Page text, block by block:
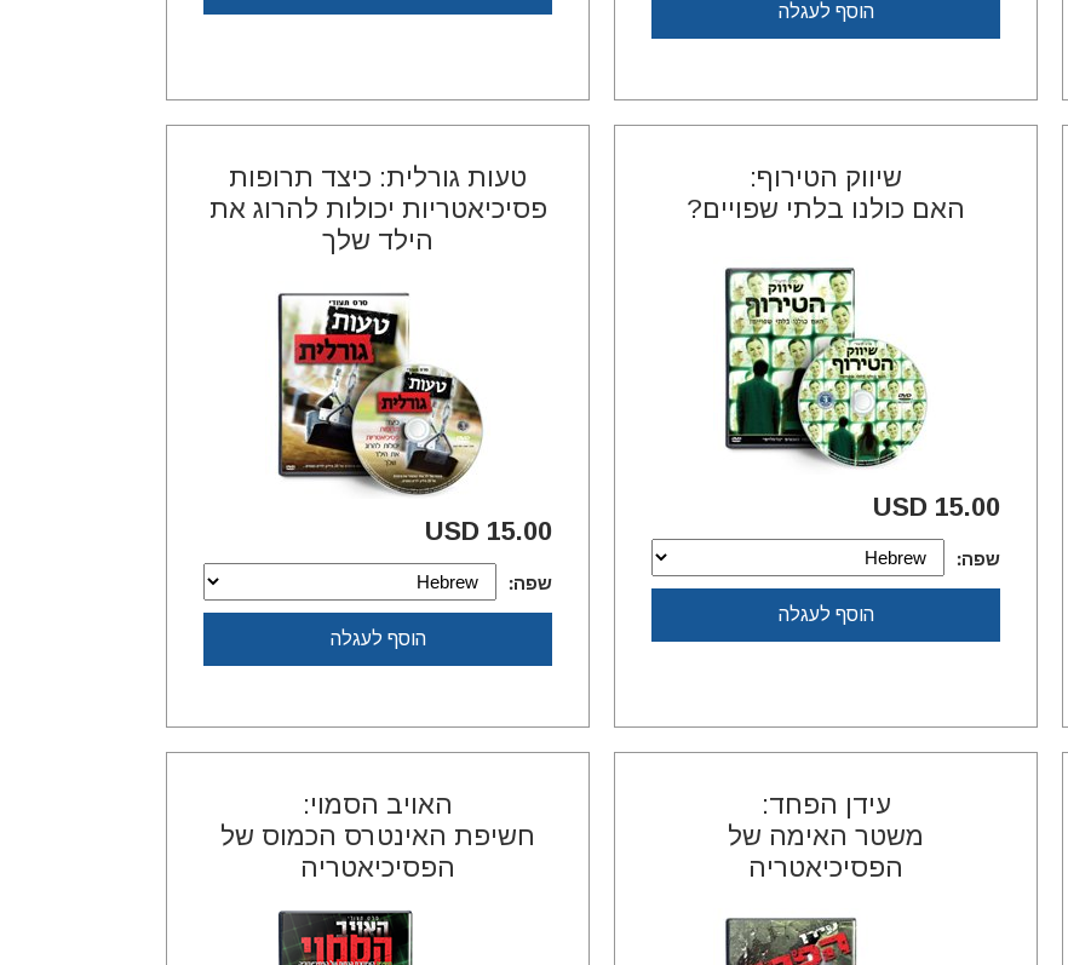
הוסף לעגלה
שיווק הטירוף:
האם כולנו בלתי שפויים?
15.00 USD
שפה:
הוסף לעגלה
טעות גורלית: כיצד תרופות
פסיכיאטריות יכולות להרוג את
הילד שלך
15.00 USD
שפה:
הוסף לעגלה
עידן הפחד:
משטר האימה של
הפסיכיאטריה
האויב הסמוי:
חשיפת האינטרס הכמוס של
הפסיכיאטריה